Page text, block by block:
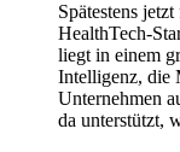
Spätestens
HealthTech-
liegt in einem
Intelligenz, die
Unternehmen
da unterstützt,